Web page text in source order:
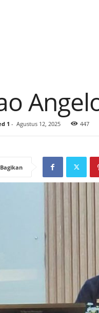
1 - Agustus 12, 2025 447
Bagikan